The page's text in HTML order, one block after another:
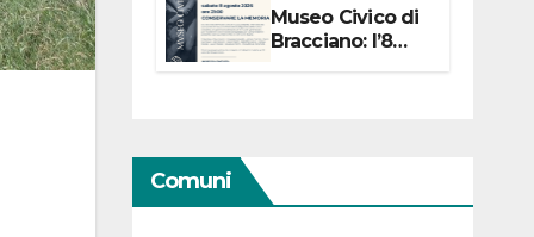
Museo Civico di
Bracciano: l’8
Comuni